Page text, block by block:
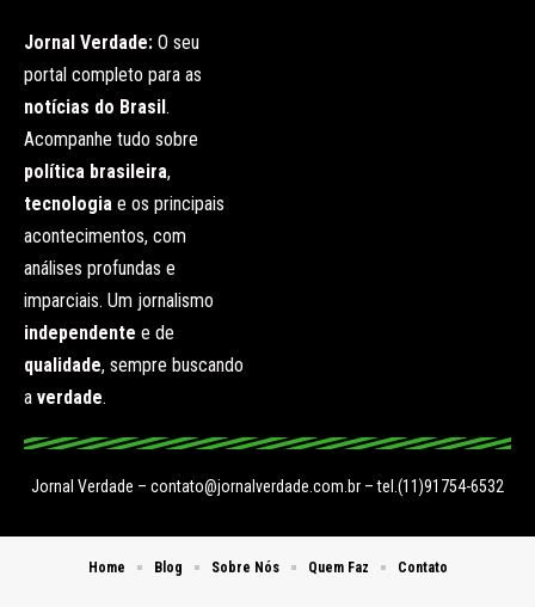
Jornal Verdade: O seu
portal completo para as
notícias do Brasil .
Acompanhe tudo sobre
política brasileira,
tecnologia e os principais
acontecimentos, com
análises profundas e
imparciais. Um jornalismo
independente e de
qualidade, sempre buscando
a verdade.
Jornal Verdade – contato@jornalverdade.com.br – tel.(11)91754-6532
Home Blog Sobre Nós Quem Faz Contato